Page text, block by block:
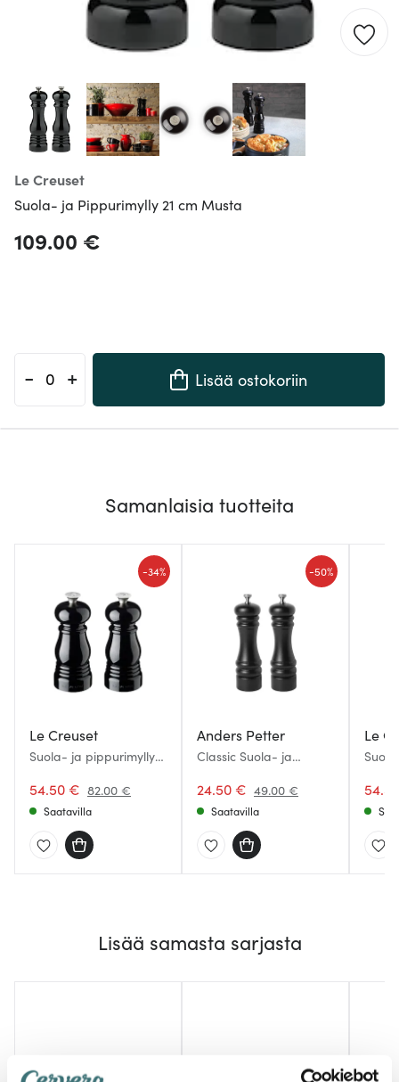
Le Creuset
Suola- ja Pippurimylly 21 cm Musta
109.00 €
- + Lisää ostokoriin
Samanlaisia tuotteita
Le Creuset
Suola- ja pippurimylly
54.50 € 82.00 €
-34%
Saatavilla
Anders Petter
Classic Suola- ja
Musta
24.50 € 49.00 €
-50%
Saatavilla
Le
Lisää samasta sarjasta